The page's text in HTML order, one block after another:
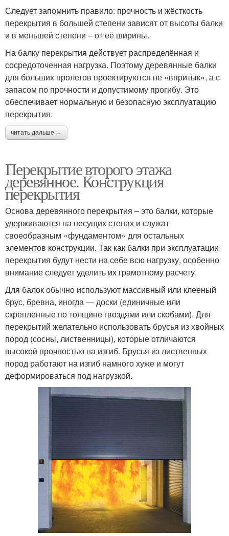
Следует запомнить правило: прочность и жёсткость
перекрытия в большей степени зависят от высоты балки
и в меньшей степени – от её ширины.
На балку перекрытия действует распределённая и
сосредоточенная нагрузка. Поэтому деревянные балки
для больших пролетов проектируются не «впритык», а с
запасом по прочности и допустимому прогибу. Это
обеспечивает нормальную и безопасную эксплуатацию
перекрытия.
читать дальше →
Перекрытие второго этажа
деревянное. Конструкция
перекрытия
Основа деревянного перекрытия – это балки, которые
удерживаются на несущих стенах и служат
своеобразным «фундаментом» для остальных
элементов конструкции. Так как балки при эксплуатации
перекрытия будут нести на себе всю нагрузку, особенно
внимание следует уделить их грамотному расчету.
Для балок обычно используют массивный или клееный
брус, бревна, иногда — доски (единичные или
скрепленные по толщине гвоздями или скобами). Для
перекрытий желательно использовать брусья из хвойных
пород (сосны, лиственницы), которые отличаются
высокой прочностью на изгиб. Брусья из лиственных
пород работают на изгиб намного хуже и могут
деформироваться под нагрузкой.